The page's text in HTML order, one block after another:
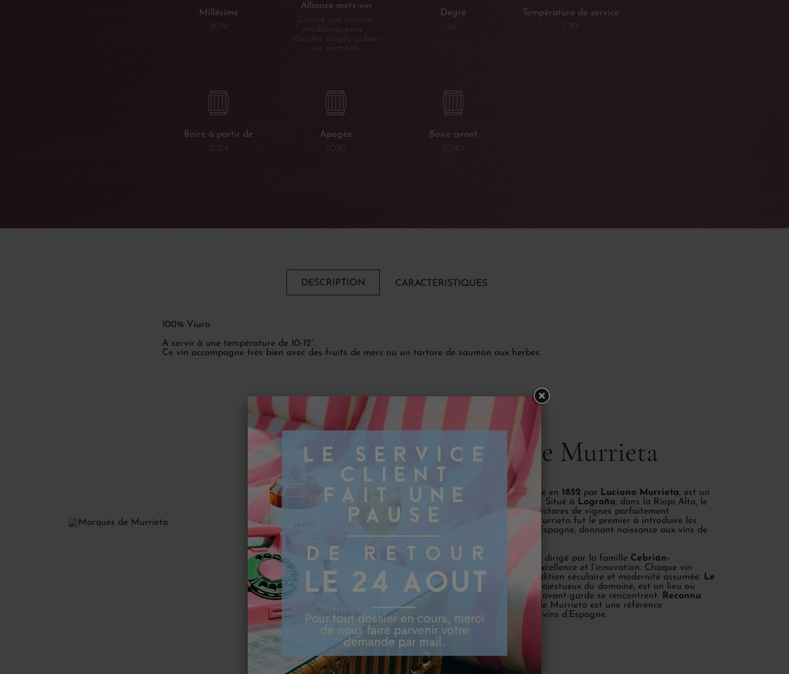
Millésime
2019
Alliance mets-vin
Cuisine aux accents
méditerranéens -
Viandes rouges grillées
sur sarments
Degré
14°
Température de service
7-10°
Boire à partir de
2024
Apogée
2030
Boire avant
2040
DESCRIPTION CARACTÉRISTIQUES
100% Viura
A servir à une température de 10-12°.
Ce vin accompagne très bien avec des fruits de mers ou un tartare de saumon aux herbes.
Marqués de Murrieta
Marqués de Murrieta, fondé en 1852par Luciano Murrieta, est un
pilier historique de la Rioja. Situé à Logroño, dans la Rioja Alta, le
domaine s’étend sur 300 hectares de vignes parfaitement
entretenues. Visionnaire, Murrieta fut le premier à introduire les
techniques bordelaises en Espagne, donnant naissance aux vins de
garde espagnols.
Le domaine est aujourd’hui dirigé par la famille Cebrián-
qui perpétue l’excellence et l’innovation. Chaque vin
incarne l’équilibre entre tradition séculaire et modernité assumée. Le
château Ygay
, emblème majestueux du domaine, est un lieu où
patrimoine et vinification d’avant-garde se rencontrent. Reconnu
, Marqués de Murrieta est une référence
incontournable des grands vins d’Espagne.